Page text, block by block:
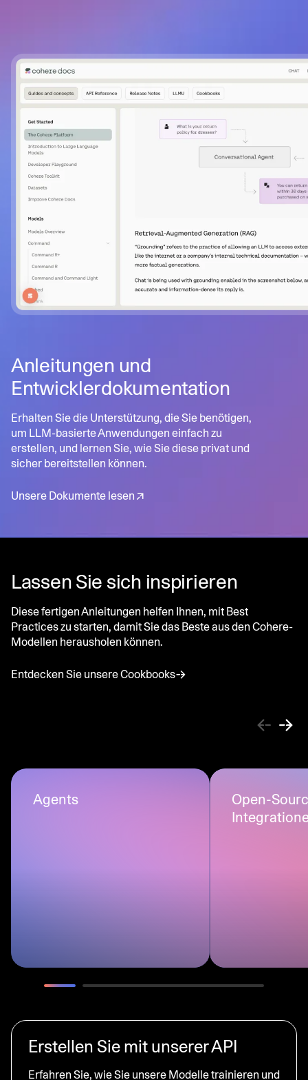
Anleitungen und
Entwicklerdokumentation
Erhalten Sie die Unterstützung, die Sie benötigen,
um LLM-basierte Anwendungen einfach zu
erstellen, und lernen Sie, wie Sie diese privat und
sicher bereitstellen können.
Unsere Dokumente lesen
Lassen Sie sich inspirieren
Diese fertigen Anleitungen helfen Ihnen, mit Best
Practices zu starten, damit Sie das Beste aus den Cohere-
Modellen herausholen können.
Entdecken Sie unsere Cookbooks
Agents
Open-
Erstellen Sie mit unserer API
Erfahren Sie, wie Sie unsere Modelle trainieren und